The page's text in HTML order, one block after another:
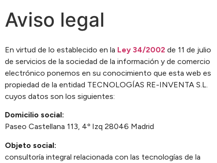
Aviso legal
En virtud de lo establecido en la Ley 34/2002 de 11 de julio
de servicios de la sociedad de la información y de comercio
electrónico ponemos en su conocimiento que esta web es
propiedad de la entidad TECNOLOGÍAS RE-INVENTA S.L.
cuyos datos son los siguientes:
Domicilio social:
Paseo Castellana 113, 4º Izq 28046 Madrid
Objeto social:
consultoría integral relacionada con las tecnologías de la